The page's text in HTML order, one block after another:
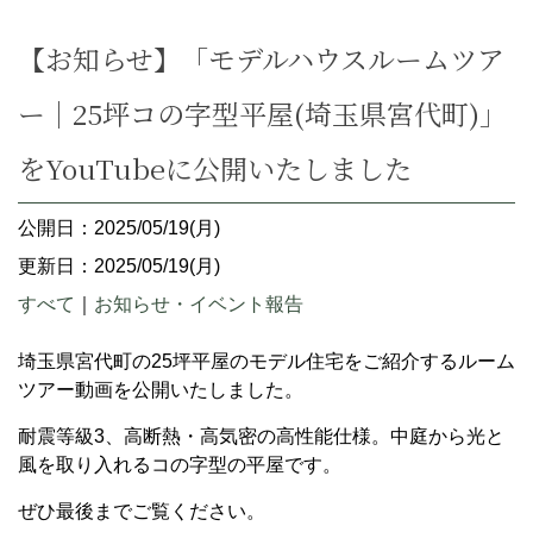
【お知らせ】「モデルハウスルームツア
ー｜25坪コの字型平屋(埼玉県宮代町)」
をYouTubeに公開いたしました
公開日：2025/05/19(月)
更新日：2025/05/19(月)
すべて
お知らせ・イベント報告
埼玉県宮代町の25坪平屋のモデル住宅をご紹介するルーム
ツアー動画を公開いたしました。
耐震等級3、高断熱・高気密の高性能仕様。中庭から光と
風を取り入れるコの字型の平屋です。
ぜひ最後までご覧ください。